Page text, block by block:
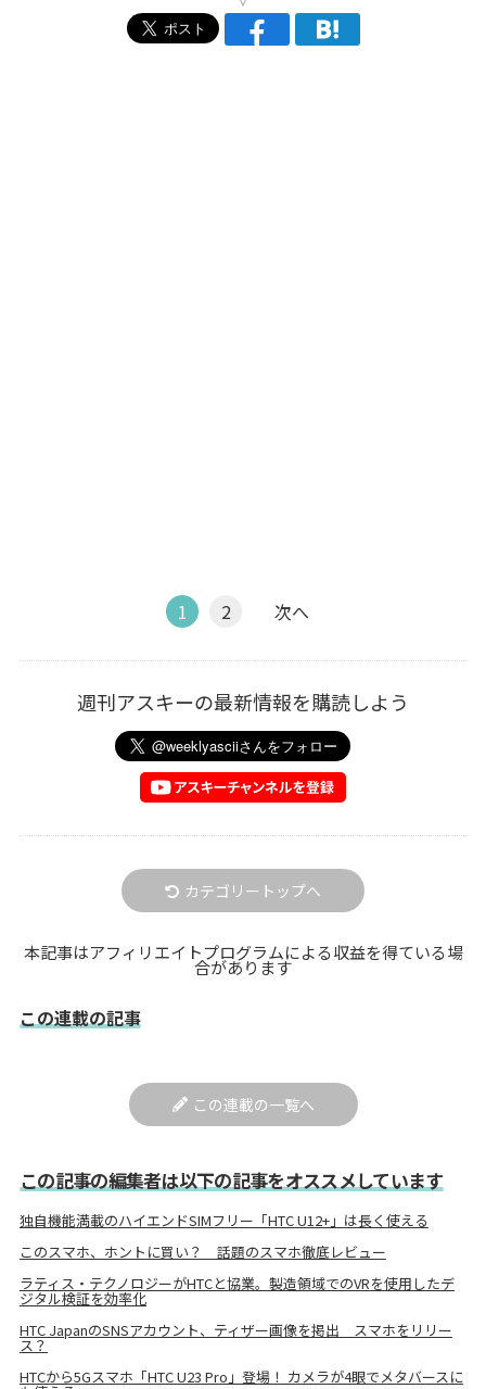
1 2 次へ
週刊アスキーの最新情報を購読しよう
カテゴリートップへ
本記事はアフィリエイトプログラムによる収益を得ている場
合があります
この連載の記事
この連載の一覧へ
この記事の編集者は以下の記事をオススメしています
独自機能満載のハイエンドSIMフリー「HTC U12+」は長く使える
このスマホ、ホントに買い？ 話題のスマホ徹底レビュー
ラティス・テクノロジーがHTCと協業。製造領域でのVRを使用したデ
ジタル検証を効率化
HTC JapanのSNSアカウント、ティザー画像を掲出 スマホをリリー
ス？
HTCから5Gスマホ「HTC U23 Pro」登場！ カメラが4眼でメタバースに